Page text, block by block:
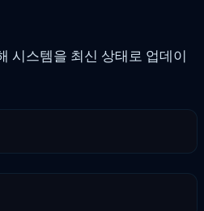
시스템을 최신 상태로 업데이